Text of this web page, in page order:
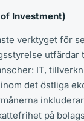
Investment)
verktyget för
utfärdar
IT,
det östliga
inkluderar
på